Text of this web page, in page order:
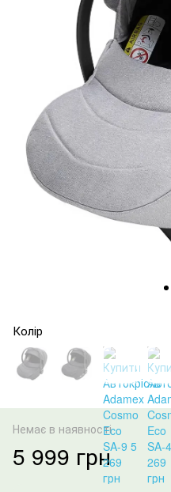
Колір
Немає в наявності
5 999 грн